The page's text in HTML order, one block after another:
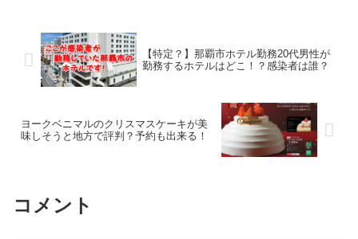
【特定？】那覇市ホテル勤務20代男性が
勤務するホテルはどこ！？感染者は誰？
ヨークベニマルのクリスマスケーキが美
味しそうと地方で評判？予約も出来る！
コメント